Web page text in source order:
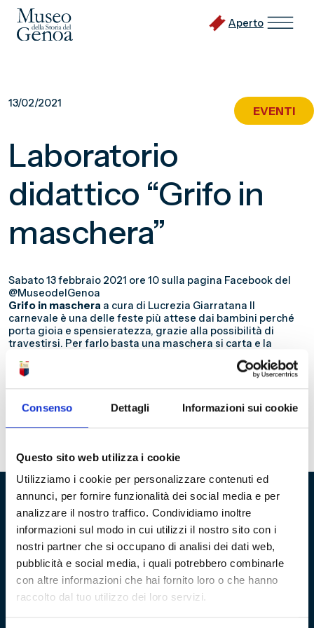
Consenso Dettagli Informazioni sui cookie
Questo sito web utilizza i cookie
Utilizziamo i cookie per personalizzare contenuti ed
annunci, per fornire funzionalità dei social media e per
analizzare il nostro traffico. Condividiamo inoltre
informazioni sul modo in cui utilizzi il nostro sito con i
nostri partner che si occupano di analisi dei dati web,
pubblicità e social media, i quali potrebbero combinarle
con altre informazioni che hai fornito loro o che hanno
raccolto dal tuo utilizzo dei loro servizi.
Aperto
13/02/2021
EVENTI
Laboratorio
didattico “Grifo in
maschera”
Sabato 13 febbraio 2021 ore 10 sulla pagina Facebook del
@MuseodelGenoa
Grifo in maschera a cura di Lucrezia Giarratana Il
carnevale è una delle feste più attese dai bambini perché
porta gioia e spensieratezza, grazie alla possibilità di
travestirsi. Per farlo basta una maschera si carta e la
per tutta la famiglia, che nell’atmosfera intima della
propria casa, si ritrova per creare lavoretti originali.
canale Youtube della @FondazioneGenoa. Buon
tua maschera di carnevale!Sagome Maschere
Fondazione Genoa 1893 ETS
Via al Porto Antico 4 | 16128 Genova
info@fondazionegenoa.com